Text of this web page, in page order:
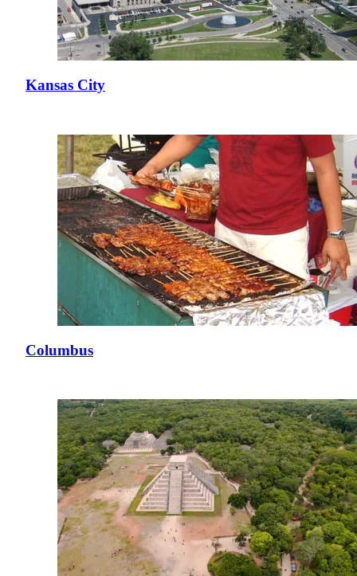
Kansas City
Columbus